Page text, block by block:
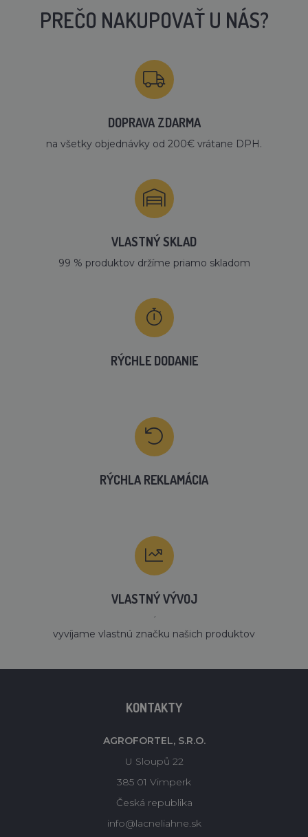
PREČO NAKUPOVAŤ U NÁS?
DOPRAVA ZDARMA
na všetky objednávky od 200€ vrátane DPH.
VLASTNÝ SKLAD
99 % produktov držíme priamo skladom
RÝCHLE DODANIE
RÝCHLA REKLAMÁCIA
VLASTNÝ VÝVOJ
´
vyvíjame vlastnú značku našich produktov
KONTAKTY
AGROFORTEL, S.R.O.
U Sloupů 22
385 01 Vimperk
Česká republika
info@lacneliahne.sk